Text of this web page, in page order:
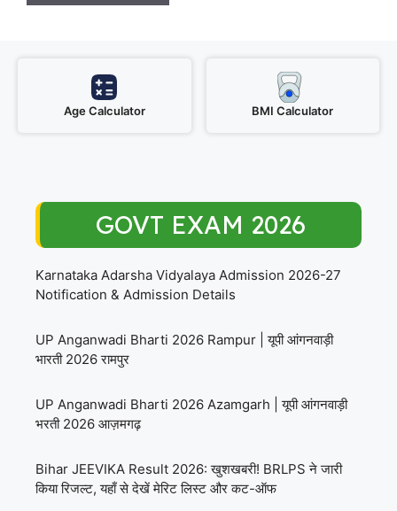
Age Calculator BMI Calculator
GOVT EXAM 2026
Karnataka Adarsha Vidyalaya Admission 2026-27
Notification & Admission Details
UP Anganwadi Bharti 2026 Rampur | यूपी आंगनवाड़ी
भारती 2026 रामपुर
UP Anganwadi Bharti 2026 Azamgarh | यूपी आंगनवाड़ी
भरती 2026 आज़मगढ़
Bihar JEEVIKA Result 2026: खुशखबरी! BRLPS ने जारी
किया रिजल्ट, यहाँ से देखें मेरिट लिस्ट और कट-ऑफ